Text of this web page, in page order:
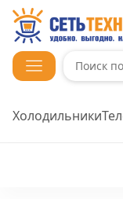
Холодильники